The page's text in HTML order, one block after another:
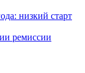
низкий старт
ремиссии